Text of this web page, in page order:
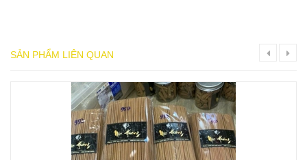
SẢN PHẨM LIÊN QUAN